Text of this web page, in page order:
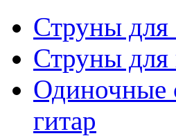
Струны для
Струны для
Одиночные
гитар